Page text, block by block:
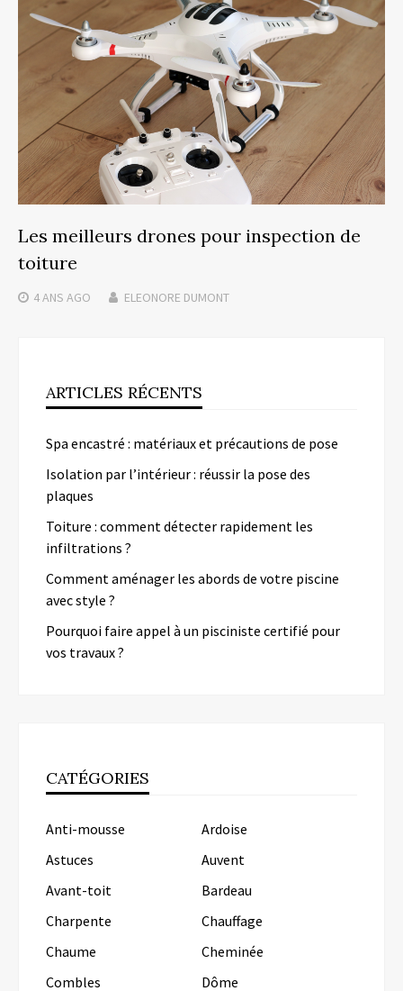
Les meilleurs drones pour inspection de
toiture
4 ANS AGO ELEONORE DUMONT
ARTICLES RÉCENTS
Spa encastré : matériaux et précautions de pose
Isolation par l’intérieur : réussir la pose des
plaques
Toiture : comment détecter rapidement les
infiltrations ?
Comment aménager les abords de votre piscine
avec style ?
Pourquoi faire appel à un pisciniste certifié pour
vos travaux ?
CATÉGORIES
Anti-mousse
Ardoise
Astuces
Auvent
Avant-toit
Bardeau
Charpente
Chauffage
Chaume
Cheminée
Combles
Dôme